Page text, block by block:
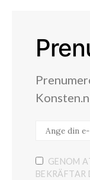
GENOM